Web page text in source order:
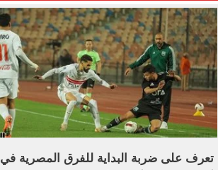
تعرف على ضربة البداية للفرق المصرية في